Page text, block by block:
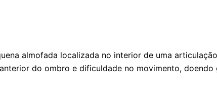
almofada localizada no interior de uma
do ombro e dificuldade no movimento,